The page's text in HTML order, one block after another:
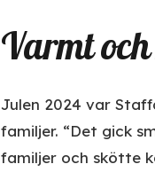
Varmt
Julen 2024 var
familjer. “Det gick
familjer och skötte